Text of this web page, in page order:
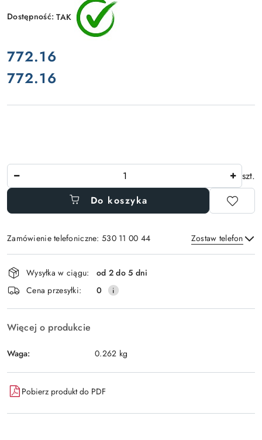
Dostępność:TAK
cena:
772.16
Cena:
772.16
szt.
Do koszyka
Zamówienie telefoniczne: 530 11 00 44 Zostaw telefon
Wyślij
Dostępność
i
dostawa
Wysyłka w ciągu:
od 2 do 5 dni
Cena przesyłki:
0
Więcej o produkcie
Waga: 0.262 kg
Pobierz produkt do PDF